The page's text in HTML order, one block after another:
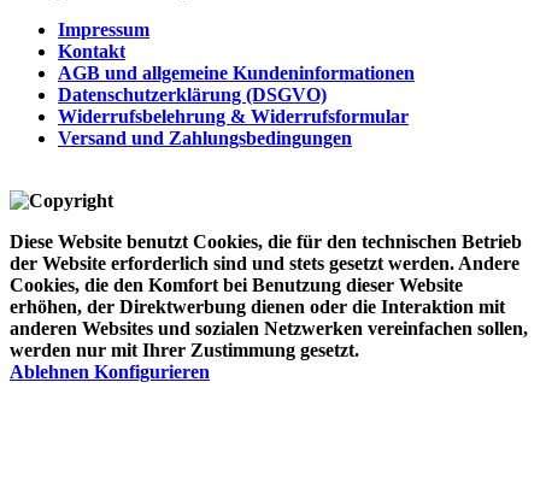
Impressum
Kontakt
AGB und allgemeine Kundeninformationen
Datenschutzerklärung (DSGVO)
Widerrufsbelehrung & Widerrufsformular
Versand und Zahlungsbedingungen
Diese Website benutzt Cookies, die für den technischen Betrieb
der Website erforderlich sind und stets gesetzt werden. Andere
Cookies, die den Komfort bei Benutzung dieser Website
erhöhen, der Direktwerbung dienen oder die Interaktion mit
anderen Websites und sozialen Netzwerken vereinfachen sollen,
werden nur mit Ihrer Zustimmung gesetzt.
Ablehnen Konfigurieren